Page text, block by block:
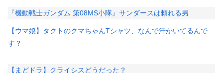
『機動戦士ガンダム 第08MS小隊』サンダースは頼れる男
【ウマ娘】タクトのクマちゃんTシャツ、なんで汗かいてるんで
す？
【まどドラ】クライシスどうだった？